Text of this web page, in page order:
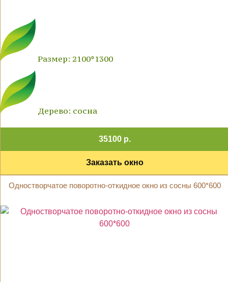
Размер: 2100*1300
Дерево: сосна
35100 р.
Заказать окно
Одностворчатое поворотно-откидное окно из сосны 600*600